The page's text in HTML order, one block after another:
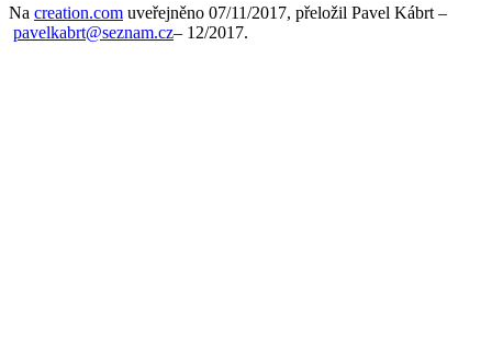
Na creation.com uveřejněno 07/11/2017, přeložil Pavel Kábrt –
pavelkabrt@seznam.cz– 12/2017.